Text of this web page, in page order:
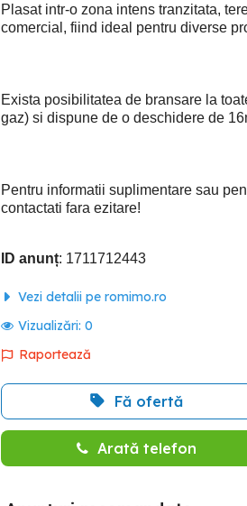
Plasat intr-o zona intens tranzitata,
comercial, fiind ideal pentru diverse
Exista posibilitatea de bransare la
gaz) si dispune de o deschidere de
Pentru informatii suplimentare sau
contactati fara ezitare!
ID anunț: 1711712443
Vezi detalii pe romimo.ro
Vizualizări: 0
Raportează
Fă ofertă
Arată telefon